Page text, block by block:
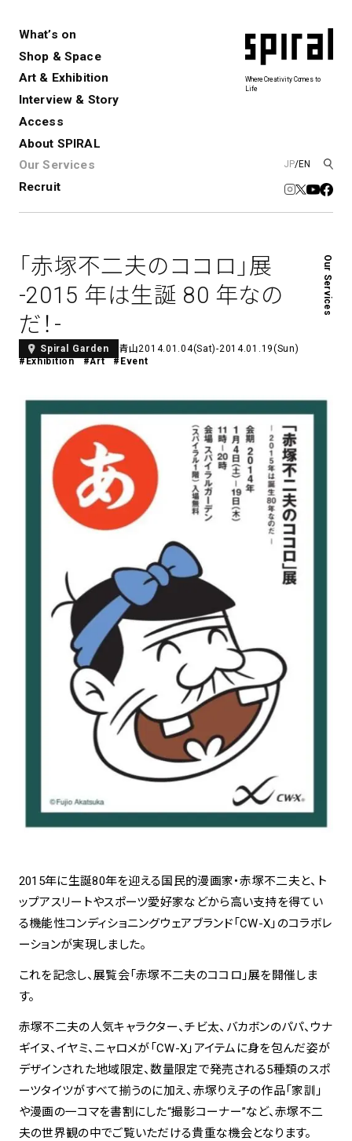
What’s on
Shop & Space
Art & Exhibition
Interview & Story
Access
About SPIRAL
Our Services
Recruit
JP/EN
Where Creativity Comes to
Life
Spiral
Spiral Market 6
青山
横浜赤レンガ倉庫
ルクア⼤阪
Spiral Hall
Nail Salon4
Spiral Nail Salon 青山
Spiral Nail Salon NEWoMan
naila 横浜ランドマーク
naila 大宮そごう
Café3
Spiral Café 青山
Spiral Garden 福岡ワンビル
CAFE AALTO 新丸ビル
Spiral Rendezvous
Spiral Rendezvous Store
グランスタ東京店
Others
spiral art gallery 名古屋
松坂屋
MoN Park Cafe by Spiral
MoN Shop by Spiral
MoN Kitchen by Spiral
Exhibition
展覧会やイベント
演劇やダンス、ライブ公演、イベント
アートプロジェクト・イベント
SICF
若手作家の発掘・育成・支援を目的
スパイラルが推進するエデュケーシ
ョンプログラム
スパイラルが提案するオリジナルプ
リント作品
SPIRALのご紹介
Spiral Annual Report
レンタルスペース
コンサルティング 商品開発
新卒採用
アルバイト・その他
「赤塚不二夫のココロ」展
-2015 年は生誕 80 年なの
だ！-
Spiral Garden 青山2014.01.04(Sat)-2014.01.19(Sun)
#Exhibition
#Art #Event
Our Services
2015年に生誕80年を迎える国民的漫画家・赤塚不二夫と、ト
ップアスリートやスポーツ愛好家などから高い支持を得てい
る機能性コンディショニングウェアブランド「CW-X」のコラボレ
ーションが実現しました。
これを記念し、展覧会「赤塚不二夫のココロ」展を開催しま
す。
赤塚不二夫の人気キャラクター、チビ太、バカボンのパパ、ウナ
ギイヌ、イヤミ、ニャロメが「CW-X」アイテムに身を包んだ姿が
デザインされた地域限定、数量限定で発売される5種類のスポ
ーツタイツがすべて揃うのに加え、赤塚りえ子の作品「家訓」
や漫画の一コマを書割にした“撮影コーナー”など、赤塚不二
夫の世界観の中でご覧いただける貴重な機会となります。